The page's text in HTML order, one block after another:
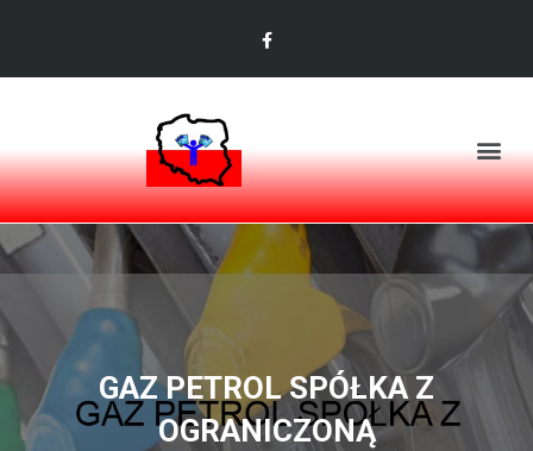
GAZ PETROL SPÓŁKA Z
OGRANICZONĄ